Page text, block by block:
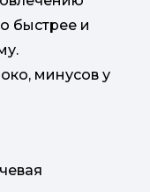
быстрее и
минусов у